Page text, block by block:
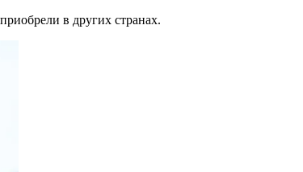
в других странах.